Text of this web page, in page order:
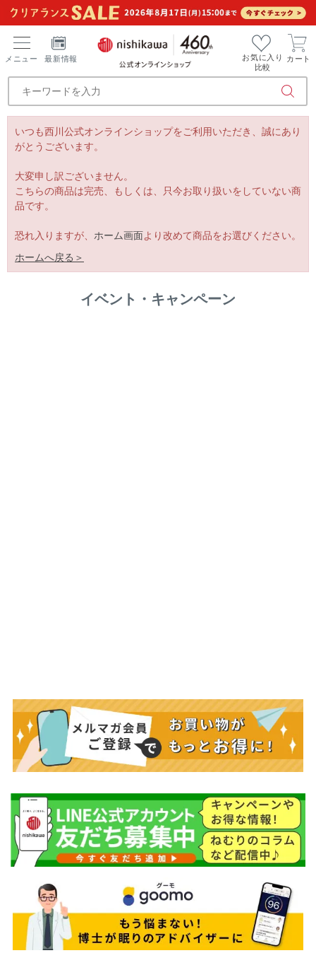
メニュー 最新情報
お気に入り
比較
カート
いつも西川公式オンラインショップをご利用いただき、誠にあり
がとうございます。
大変申し訳ございません。
こちらの商品は完売、もしくは、只今お取り扱いをしていない商
品です。
恐れ入りますが、 ホーム画面より改めて商品をお選びください。
ホームへ戻る＞
イベント・キャンペーン